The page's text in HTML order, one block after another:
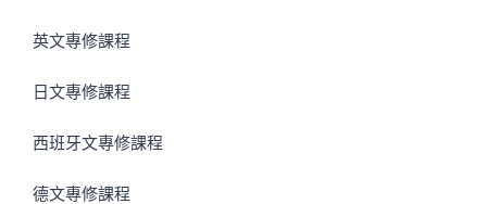
英文專修課程
日文專修課程
西班牙文專修課程
德文專修課程